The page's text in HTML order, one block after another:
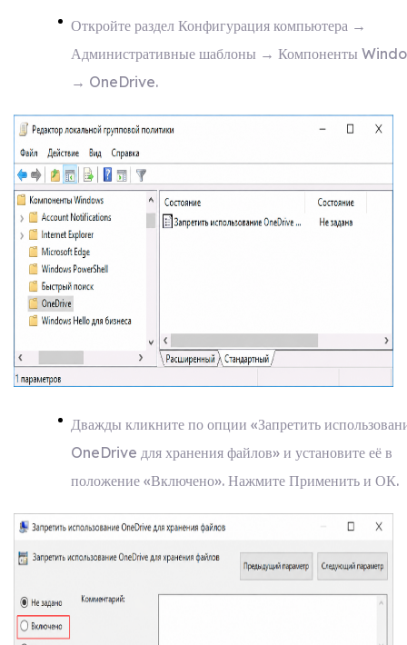
Откройте раздел Конфигурация компьютера →
Административные шаблоны → Компоненты
→ OneDrive.
Дважды кликните по опции «Запретить
OneDrive для хранения файлов» и установите её в
положение «Включено». Нажмите Применить и ОК.